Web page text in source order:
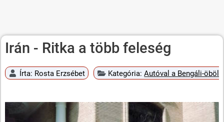
Irán - Ritka a több feleség
Írta: Rosta Erzsébet Kategória:Autóval a Bengáli-